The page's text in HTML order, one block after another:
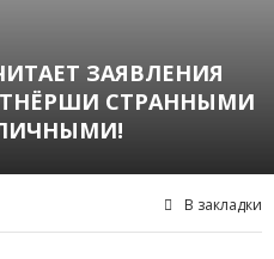
ЗАЯВЛЕНИЯ
СТРАННЫМИ
В закладки